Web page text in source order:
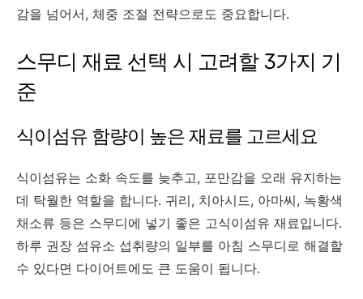
감을 넘어서, 체중 조절 전략으로도 중요합니다.
스무디 재료 선택 시 고려할 3가지 기
준
식이섬유 함량이 높은 재료를 고르세요
식이섬유는 소화 속도를 늦추고, 포만감을 오래 유지하는
데 탁월한 역할을 합니다. 귀리, 치아시드, 아마씨, 녹황색
채소류 등은 스무디에 넣기 좋은 고식이섬유 재료입니다.
하루 권장 섬유소 섭취량의 일부를 아침 스무디로 해결할
수 있다면 다이어트에도 큰 도움이 됩니다.